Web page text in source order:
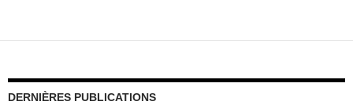
DERNIÈRES PUBLICATIONS